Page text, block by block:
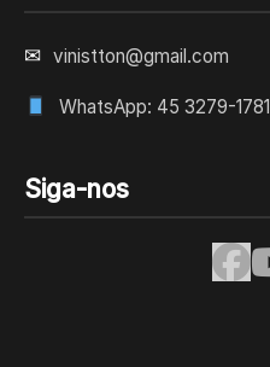
✉ vinistton@gmail.com
WhatsApp: 45 3279-1781
Siga-nos